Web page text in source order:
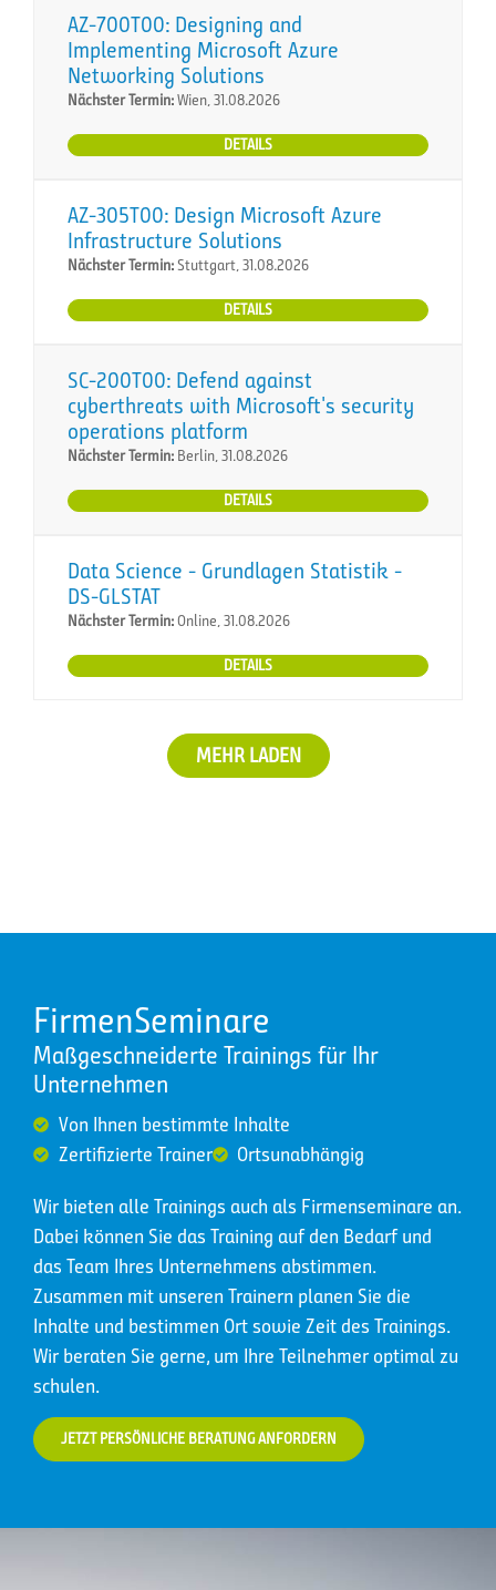
AZ-700T00: Designing and
Implementing Microsoft Azure
Networking Solutions
Nächster Termin:Wien, 31.08.2026
DETAILS
AZ-305T00: Design Microsoft Azure
Infrastructure Solutions
Nächster Termin:Stuttgart, 31.08.2026
DETAILS
SC-200T00: Defend against
cyberthreats with Microsoft's security
operations platform
Nächster Termin: Berlin, 31.08.2026
DETAILS
Data Science - Grundlagen Statistik -
DS-GLSTAT
Nächster Termin:Online, 31.08.2026
DETAILS
MEHR LADEN
FirmenSeminare
Maßgeschneiderte Trainings für Ihr
Unternehmen
Von Ihnen bestimmte Inhalte
Zertifizierte Trainer
Ortsunabhängig
Wir bieten alle Trainings auch als Firmenseminare an.
Dabei können Sie das Training auf den Bedarf und
das Team Ihres Unternehmens abstimmen.
Zusammen mit unseren Trainern planen Sie die
Inhalte und bestimmen Ort sowie Zeit des Trainings.
Wir beraten Sie gerne, um Ihre Teilnehmer optimal zu
schulen.
JETZT PERSÖNLICHE BERATUNG ANFORDERN